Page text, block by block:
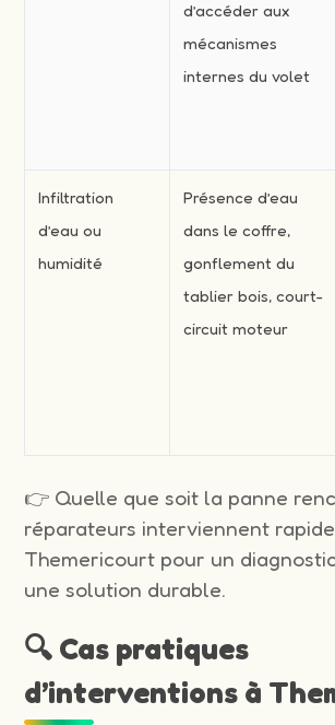
d’accéder aux
mécanismes
internes du volet
Infiltration
d’eau ou
humidité
Présence d’eau
dans le coffre,
gonflement du
tablier bois, court-
circuit moteur
👉 Quelle que soit la panne
réparateurs interviennent
Themericourt pour un
une solution durable.
🔍 Cas pratiques
d’interventions à